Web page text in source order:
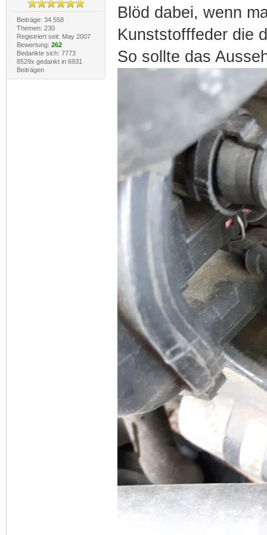
Beiträge: 34.558
Themen: 230
Registriert seit: May 2007
Bewertung: 262
Bedankte sich: 7773
8529x gedankt in 6931
Beiträgen
Blöd dabei, wenn
Kunststofffeder die
So sollte das